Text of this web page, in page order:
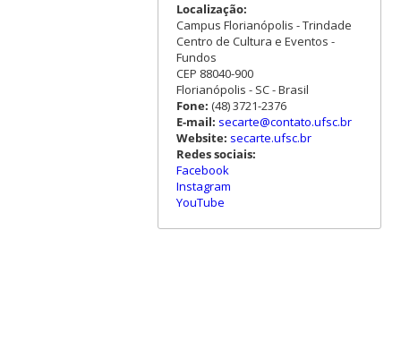
Localização:
Campus Florianópolis - Trindade
Centro de Cultura e Eventos -
Fundos
CEP 88040-900
Florianópolis - SC - Brasil
Fone: (48) 3721-2376
E-mail: secarte@contato.ufsc.br
Website: secarte.ufsc.br
Redes sociais:
Facebook
Instagram
YouTube